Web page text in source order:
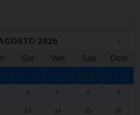
2026
›
Gio Ven Sab Dom
1
2
6 7 8 9
13 14 15 16